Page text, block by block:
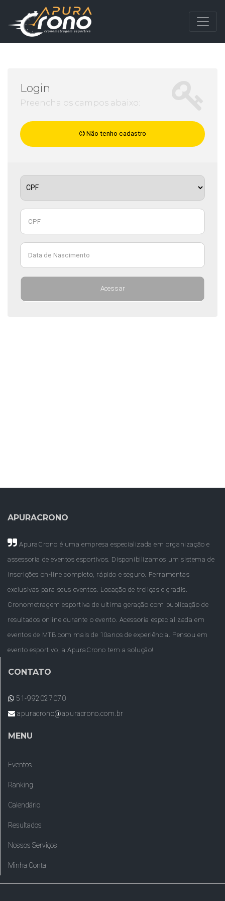
Login
Preencha os campos abaixo:
Não tenho cadastro
Acessar
APURACRONO
ApuraCrono é uma empresa especializada em organização e
assessoria de eventos esportivos. Disponibilizamos um sistema de
inscrições on-line completo, rápido e seguro. Ferramentas
exclusivas para seus eventos. Locação de treliças e gradis.
Cronometragem esportiva de ultima geração com publicação de
resultados online durante o evento. Acessoria especializada em
eventos de MTB com mais de 10anos de experiência. Pensou em
evento esportivo, a ApuraCrono tem a solução!
CONTATO
51-992027070
apuracrono@apuracrono.com.br
MENU
Eventos
Ranking
Calendário
Resultados
Nossos Serviços
Minha Conta